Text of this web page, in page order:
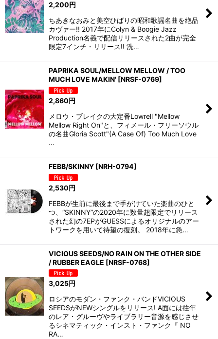
2,200 円
ちあきなおみと美空ひばりの昭和歌謡名曲を絶品
カヴァー!! 2017年にColyn & Boogie Jazz
Production名義で配信リリースされた2曲が完全
限定7インチ・リリース!! 洗…
PAPRIKA SOUL/MELLOW MELLOW / TOO
MUCH LOVE MAKIN' [NRSF-0769]
2,860円
メロウ・ブレイクの大定番Lowrell "Mellow
Mellow Right On"と、フィメール・フリーソウル
の名曲Gloria Scott"(A Case Of) Too Much Love
…
FEBB/SKINNY [NRH-0794]
2,530円
FEBBが生前に最後まで手がけていた楽曲のひと
つ、“SKINNY”の2020年に数量超限定でリリース
された幻の7EPがGUESSによるオリジナルのアー
トワークを用いて待望の復刻。 2018年に急…
VICIOUS SEEDS/NO RAIN ON THE OTHER SIDE
/ RUBBER EAGLE [NRSF-0768]
3,025円
ロシアのモダン・ファンク・バンドVICIOUS
SEEDSがNEWシングルをリリース! A面には往年
のレア・グルーヴやライブラリー音源を感じさせ
るシネマティック・インスト・ファンク『 NO
RA…